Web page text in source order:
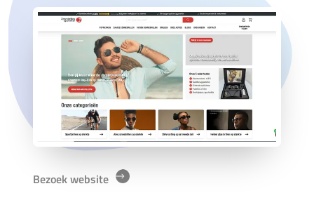
Bezoek website